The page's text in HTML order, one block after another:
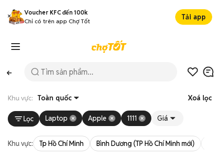
Voucher KFC đến 100k
Chỉ có trên app Chợ Tốt
Tải app
Khu vực: Toàn quốc Xoá lọc
Lọc Laptop Apple 1111 Giá
Khu vực: Tp Hồ Chí Minh Bình Dương (TP Hồ Chí Minh mới)